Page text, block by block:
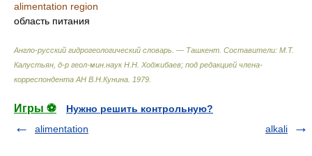
alimentation region
область питания
Англо-русский гидрогеологический словарь. — Ташкент Составители: М.Т.
Калустьян, д-р геол-мин.наук Н.Н. Ходжибаев; под редакцией члена-
корреспондента АН В.Н.Кунина 1979
Игры ⚽
Нужно решить контрольную?
alimentation
alkali